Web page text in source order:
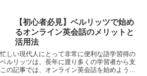
【初心者必見】ベルリッツで始め
るオンライン英会話のメリットと
活用法
しい現代人にとって非常に便利な語学習得の
ルリッツは、長年に渡り多くの学習者から支
の記事では、オンライン英会話を始めようと